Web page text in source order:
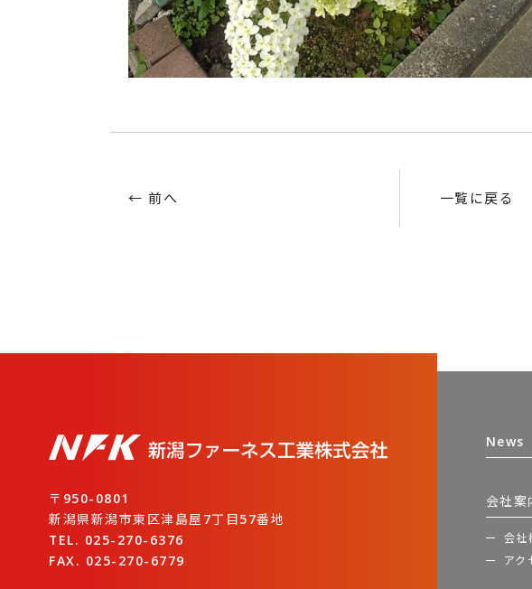
← 前へ 一覧に戻る
〒950-0801
新潟県新潟市東区津島屋7丁目57番地
TEL. 025-270-6376
FAX. 025-270-6779
News
会社案
会社
アク